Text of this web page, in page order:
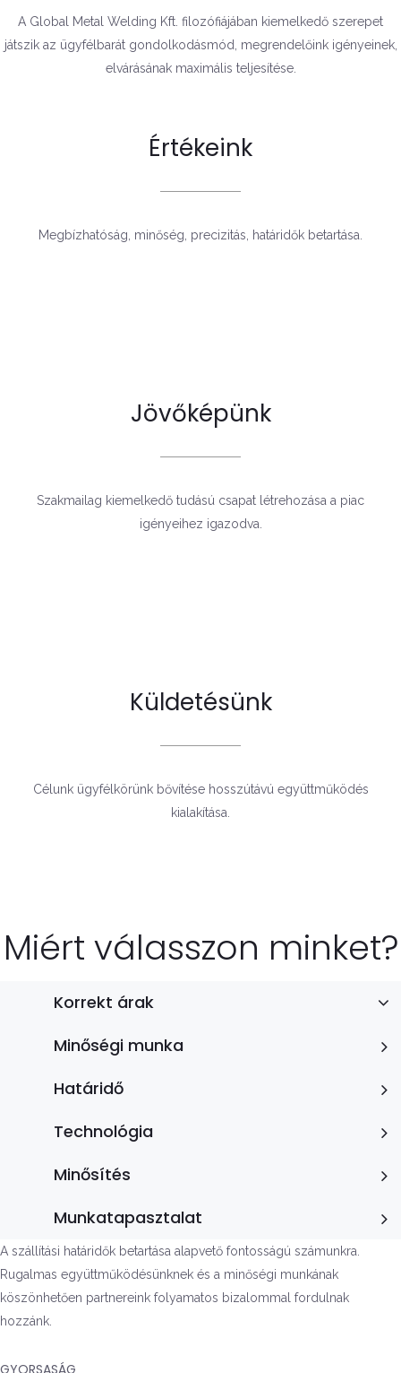
A Global Metal Welding Kft. filozófiájában kiemelkedő szerepet
játszik az ügyfélbarát gondolkodásmód, megrendelőink igényeinek,
elvárásának maximális teljesítése.
Értékeink
Megbízhatóság, minőség, precizitás, határidők betartása.
Jövőképünk
Szakmailag kiemelkedő tudású csapat létrehozása a piac
igényeihez igazodva.
Küldetésünk
Célunk ügyfélkörünk bővítése hosszútávú együttműködés
kialakítása.
Miért válasszon minket?
Korrekt árak
Minőségi munka
Határidő
Technológia
Minősítés
Munkatapasztalat
A szállítási határidők betartása alapvető fontosságú számunkra.
Rugalmas együttműködésünknek és a minőségi munkának
köszönhetően partnereink folyamatos bizalommal fordulnak
hozzánk.
GYORSASÁG